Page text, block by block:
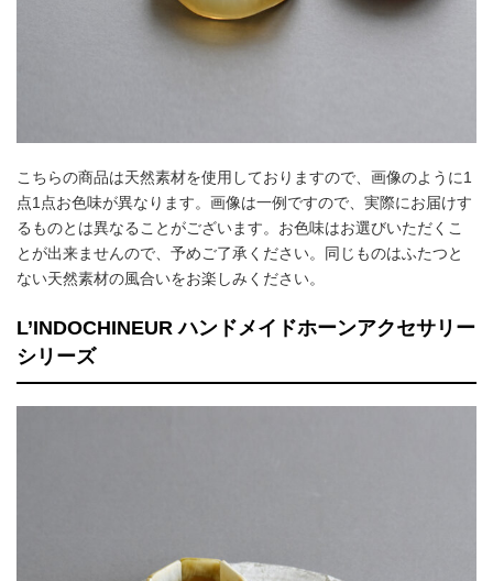
こちらの商品は天然素材を使用しておりますので、画像のように1
点1点お色味が異なります。画像は一例ですので、実際にお届けす
るものとは異なることがございます。お色味はお選びいただくこ
とが出来ませんので、予めご了承ください。同じものはふたつと
ない天然素材の風合いをお楽しみください。
L’INDOCHINEUR ハンドメイドホーンアクセサリー
シリーズ